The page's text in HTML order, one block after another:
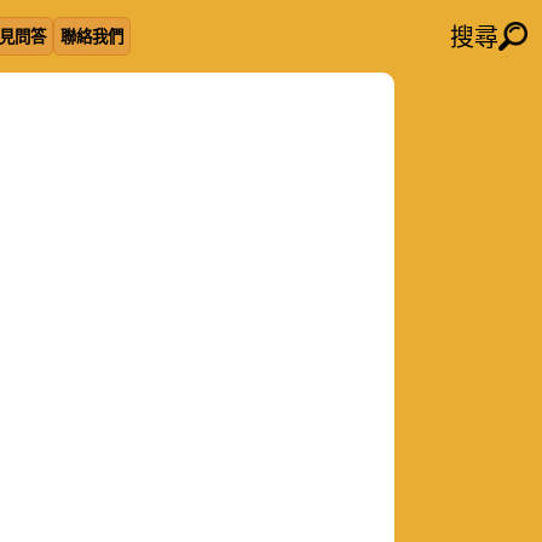
問答 聯絡我們 搜尋